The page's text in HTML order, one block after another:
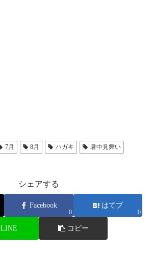
7月 8月 ハガキ
暑中見舞い
シェアする
Facebook
0
はてブ
0
LINE コピー